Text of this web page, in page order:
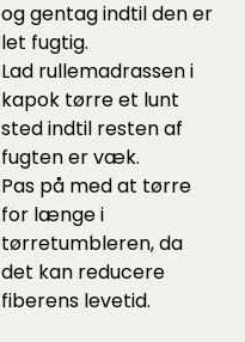
og gentag indtil den er
let fugtig.
Lad rullemadrassen i
kapok tørre et lunt
sted indtil resten af
fugten er væk.
Pas på med at tørre
for længe i
tørretumbleren, da
det kan reducere
fiberens levetid.